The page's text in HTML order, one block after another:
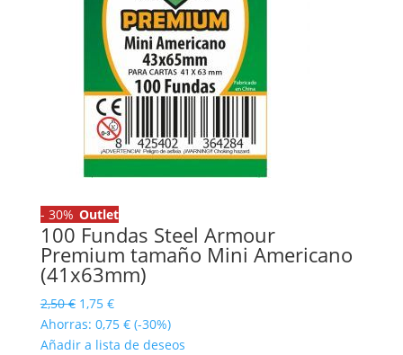
- 30% Outlet
100 Fundas Steel Armour
Premium tamaño Mini Americano
(41x63mm)
2,50€ El
precio
original
1,75 €El
precio
actual
Ahorras: 0,75 € (-30%)
Añadir a lista de deseos